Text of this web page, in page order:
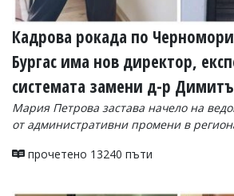
Кадрова рокада по
Бургас има нов директор,
системата замени д-р
Мария Петрова застава начело на
от административни промени в
прочетено 13240 пъти